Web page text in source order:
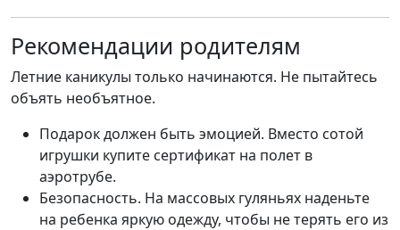
Рекомендации родителям
Летние каникулы только начинаются. Не пытайтесь
объять необъятное.
Подарок должен быть эмоцией. Вместо сотой
игрушки купите сертификат на полет в
аэротрубе.
Безопасность. На массовых гуляньях наденьте
на ребенка яркую одежду, чтобы не терять его из